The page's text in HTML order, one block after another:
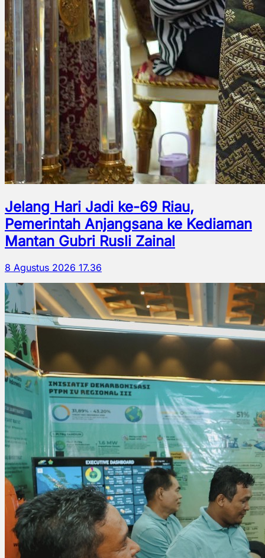
Jelang Hari Jadi ke-69 Riau,
Pemerintah Anjangsana ke Kediaman
Mantan Gubri Rusli Zainal
8 Agustus 2026 17.36